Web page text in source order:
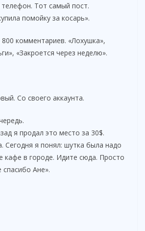
Тот самый пост.
помойку за косарь».
комментариев. «Лохушка»,
«Закроется через неделю».
Со своего аккаунта.
я продал это место за 30$.
Сегодня я понял: шутка была надо
кафе в городе. Идите сюда. Просто
Ане».